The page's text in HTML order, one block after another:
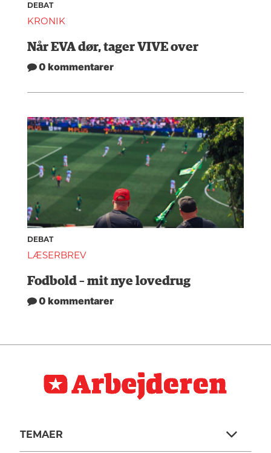
DEBAT
KRONIK
Når EVA dør, tager VIVE over
0 kommentarer
DEBAT
LÆSERBREV
Fodbold – mit nye lovedrug
0 kommentarer
TEMAER